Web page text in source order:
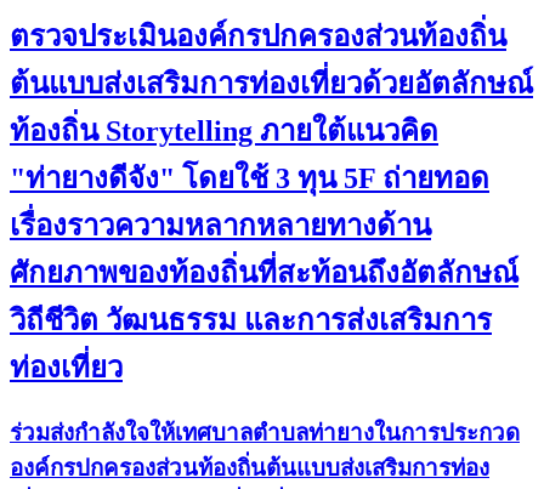
ตรวจประเมินองค์กรปกครองส่วนท้องถิ่น
ต้นแบบส่งเสริมการท่องเที่ยวด้วยอัตลักษณ์
ท้องถิ่น Storytelling ภายใต้แนวคิด
"ท่ายางดีจัง" โดยใช้ 3 ทุน 5F ถ่ายทอด
เรื่องราวความหลากหลายทางด้าน
ศักยภาพของท้องถิ่นที่สะท้อนถึงอัตลักษณ์
วิถีชีวิต วัฒนธรรม และการส่งเสริมการ
ท่องเที่ยว
ร่วมส่งกำลังใจให้เทศบาลตำบลท่ายางในการประกวด
องค์กรปกครองส่วนท้องถิ่นต้นแบบส่งเสริมการท่อง